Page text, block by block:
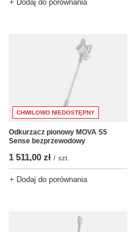
+ Dodaj do porównania
CHWILOWO NIEDOSTĘPNY
Odkurzacz pionowy MOVA S5
Sense bezprzewodowy
1 511,00 zł / szt.
+ Dodaj do porównania